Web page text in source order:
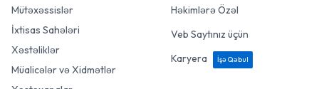
Mütəxəssislər
İxtisas Sahələri
Xəstəliklər
Müalicələr və Xidmətlər
Həkimlərə Özəl
Veb Saytınız üçün
Karyera
İşə Qəbul